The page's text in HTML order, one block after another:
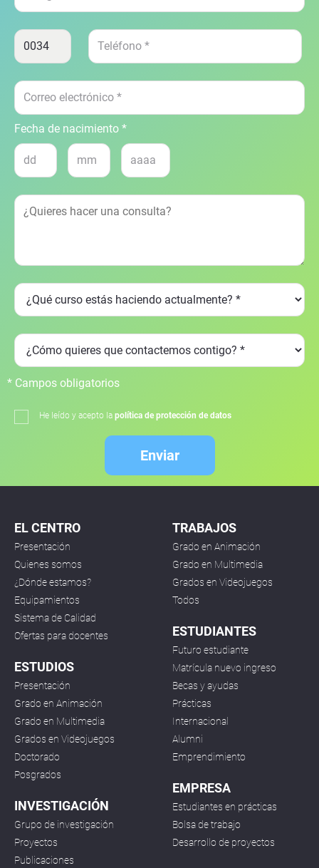
Fecha de nacimiento *
* Campos obligatorios
He leído y acepto la política de protección de datos
Enviar
EL CENTRO
Presentación
Quienes somos
¿Dónde estamos?
Equipamientos
Sistema de Calidad
Ofertas para docentes
ESTUDIOS
Presentación
Grado en Animación
Grado en Multimedia
Grados en Videojuegos
Doctorado
Posgrados
INVESTIGACIÓN
Grupo de investigación
Proyectos
Publicaciones
TRABAJOS
Grado en Animación
Grado en Multimedia
Grados en Videojuegos
Todos
ESTUDIANTES
Futuro estudiante
Matrícula nuevo ingreso
Becas y ayudas
Prácticas
Internacional
Alumni
Emprendimiento
EMPRESA
Estudiantes en prácticas
Bolsa de trabajo
Desarrollo de proyectos